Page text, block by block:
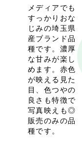
今シーズン
営業日の10
前シーズン
ますので、
ください。
感染症対策
来園くださ
2021.5.4
<2020-21シ
今シーズン
がとうござ
難しい状況
が、お客様
しかしその
メディアでも
すっかりおな
じみの埼玉県
産ブランド品
種です。濃厚
な甘みが楽し
めます。赤色
が映える見た
目、色つやの
良さも特徴で
写真映えも◎
販売のみの品
種です。